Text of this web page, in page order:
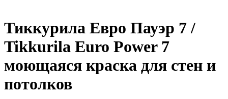
Тиккурила Евро Пауэр 7 /
Tikkurila Euro Power 7
моющаяся краска для стен и
потолков